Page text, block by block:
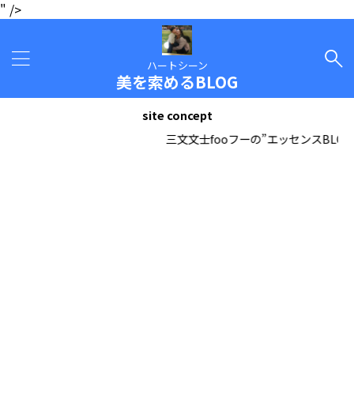
" />
ハートシーン
美を索めるBLOG
site concept
三文文士fooフーの”エッセンスBLOG”